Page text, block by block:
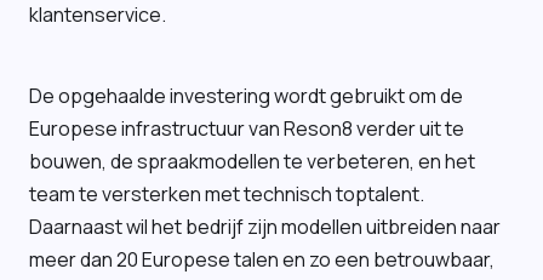
klantenservice.
De opgehaalde investering wordt gebruikt om de
Europese infrastructuur van Reson8 verder uit te
bouwen, de spraakmodellen te verbeteren, en het
team te versterken met technisch toptalent.
Daarnaast wil het bedrijf zijn modellen uitbreiden naar
meer dan 20 Europese talen en zo een betrouwbaar,